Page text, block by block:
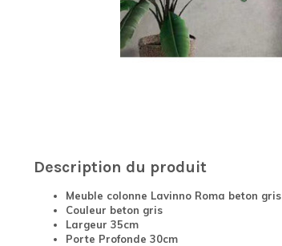
Description du produit
Meuble colonne Lavinno Roma beton
Couleur beton gris
Largeur 35cm
Porte Profonde 30cm